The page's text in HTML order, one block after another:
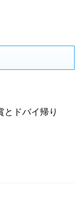
とドバイ帰り